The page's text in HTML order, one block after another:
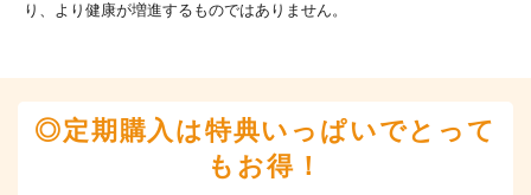
り、より健康が増進するものではありません。
◎定期購入は特典いっぱいでとって
もお得！